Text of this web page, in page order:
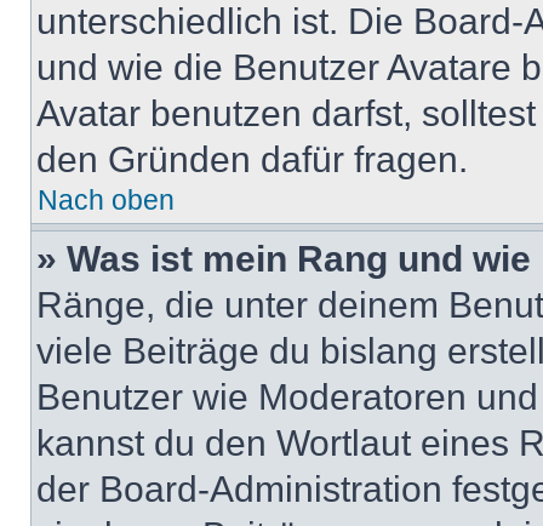
unterschiedlich ist. Die
und wie die Benutzer Avatare
Avatar benutzen darfst,
den Gründen dafür fragen.
Nach oben
» Was ist mein Rang und
Ränge, die unter deinem
viele Beiträge du bislang
Benutzer wie Moderatoren
kannst du den Wortlaut eines
der Board-Administration